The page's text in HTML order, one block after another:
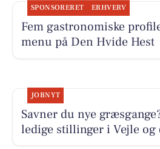
SPONSORERET ERHVERV
Fem gastronomiske
menu på Den Hvide Hest
JOBNYT
Savner du nye
ledige stillinger i Vejle og